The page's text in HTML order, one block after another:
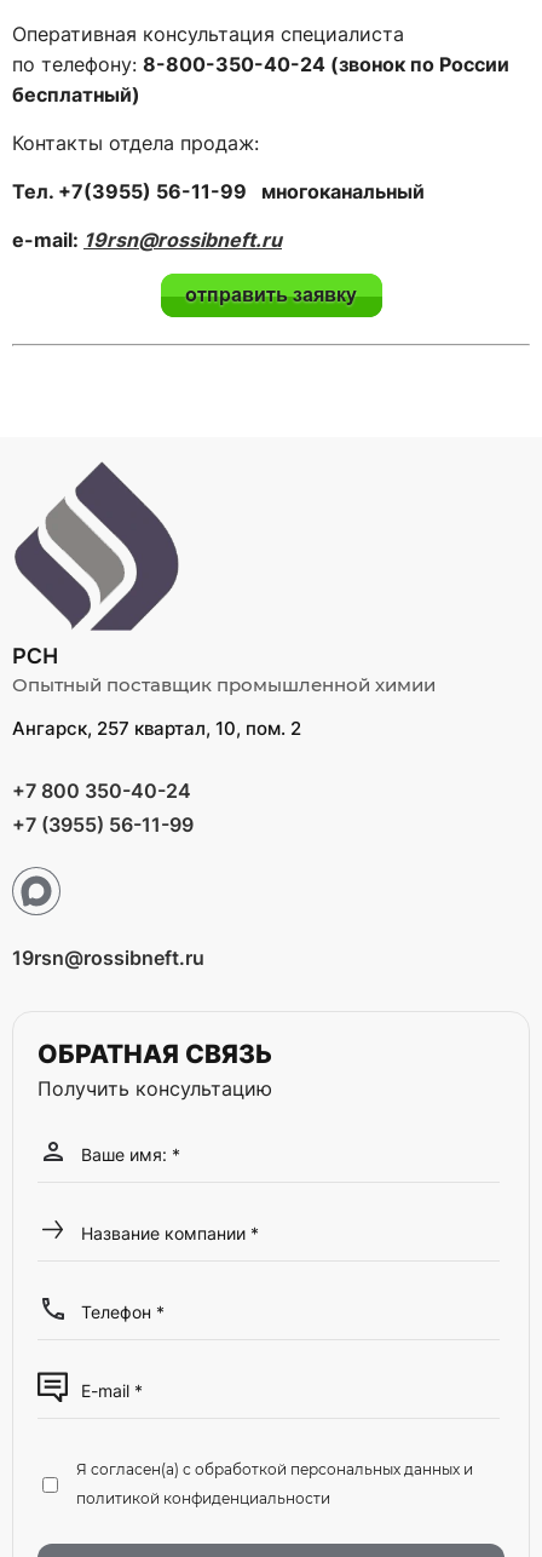
Оперативная консультация специалиста
по телефону: 8-800-350-40-24 (звонок по России
бесплатный)
Контакты отдела продаж:
Тел. +7(3955) 56-11-99 многоканальный
e-mail: 19rsn@rossibneft.ru
РСН
Опытный поставщик промышленной химии
Ангарск, 257 квартал, 10, пом. 2
+7 800 350-40-24
+7 (3955) 56-11-99
19rsn@rossibneft.ru
ОБРАТНАЯ СВЯЗЬ
Получить консультацию
Я согласен(а) с обработкой персональных данных и
политикой конфиденциальности